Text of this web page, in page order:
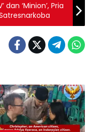
dan ‘Minion’, Pria